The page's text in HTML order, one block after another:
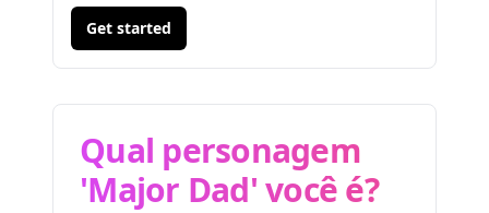
Get started
Qual personagem
'Major Dad' você é?